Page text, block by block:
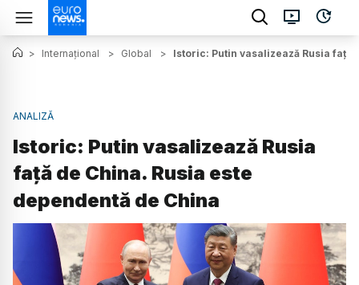
> Internațional > Global > Istoric: Putin vasalizează Rusia față
ANALIZĂ
Istoric: Putin vasalizează Rusia
față de China. Rusia este
dependentă de China